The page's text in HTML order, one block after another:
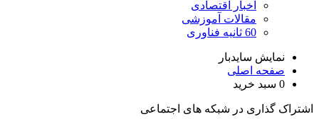
اخبار اقتصادی
مقالات آموزشی
60 ثانیه فناوری
نمایش سایدبار
صفحه اصلی
0 سبد خرید
اشتراک گذاری در شبکه های اجتماعی